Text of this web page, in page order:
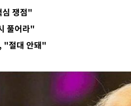
도 징역 3년
' 유병호 구속기소
명 발생 1850명 사망
표 구속 송치
끼임 사망 관련 압수수색
·서울·경기도 선관위 등 9곳
심 쟁점"
풀어라"
"절대 안돼"